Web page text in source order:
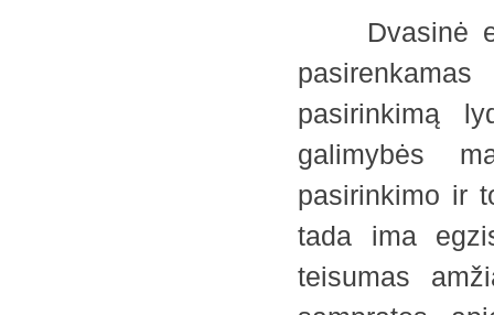
Dvasinė
pasirinkimą
galimybės
pasirinkimo ir
tada ima
teisumas